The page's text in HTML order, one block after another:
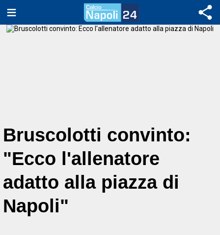
Bruscolotti convinto:
"Ecco l'allenatore
adatto alla piazza di
Napoli"